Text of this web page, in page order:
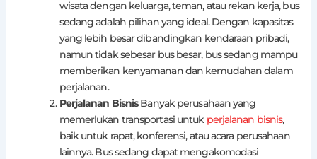
wisata dengan keluarga, teman, atau rekan kerja, bus
sedang adalah pilihan yang ideal. Dengan kapasitas
yang lebih besar dibandingkan kendaraan pribadi,
namun tidak sebesar bus besar, bus sedang mampu
memberikan kenyamanan dan kemudahan dalam
perjalanan.
Perjalanan BisnisBanyak perusahaan yang
memerlukan transportasi untuk perjalanan bisnis,
baik untuk rapat, konferensi, atau acara perusahaan
lainnya. Bus sedang dapat mengakomodasi